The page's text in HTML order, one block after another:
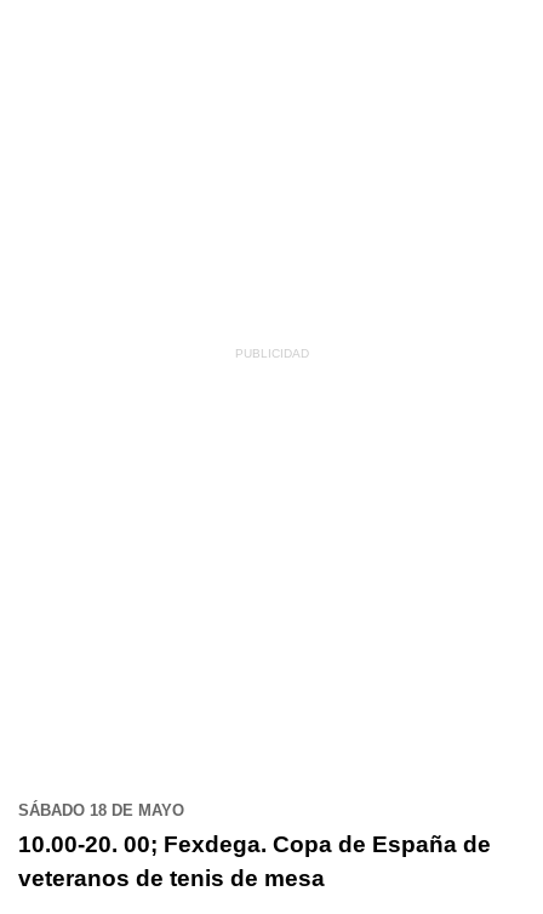
SÁBADO 18 DE MAYO
10.00-20. 00; Fexdega. Copa de España de
veteranos de tenis de mesa